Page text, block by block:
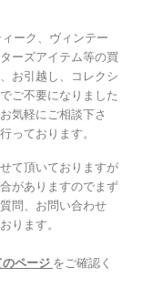
ーク、ヴィンテー
ーズアイテム等の買
お引越し、コレクシ
ご不要になりました
気軽にご相談下さ
っております。
て頂いておりますが
がありますのでまず
問、お問い合わせ
ります。
のページ をご確認く